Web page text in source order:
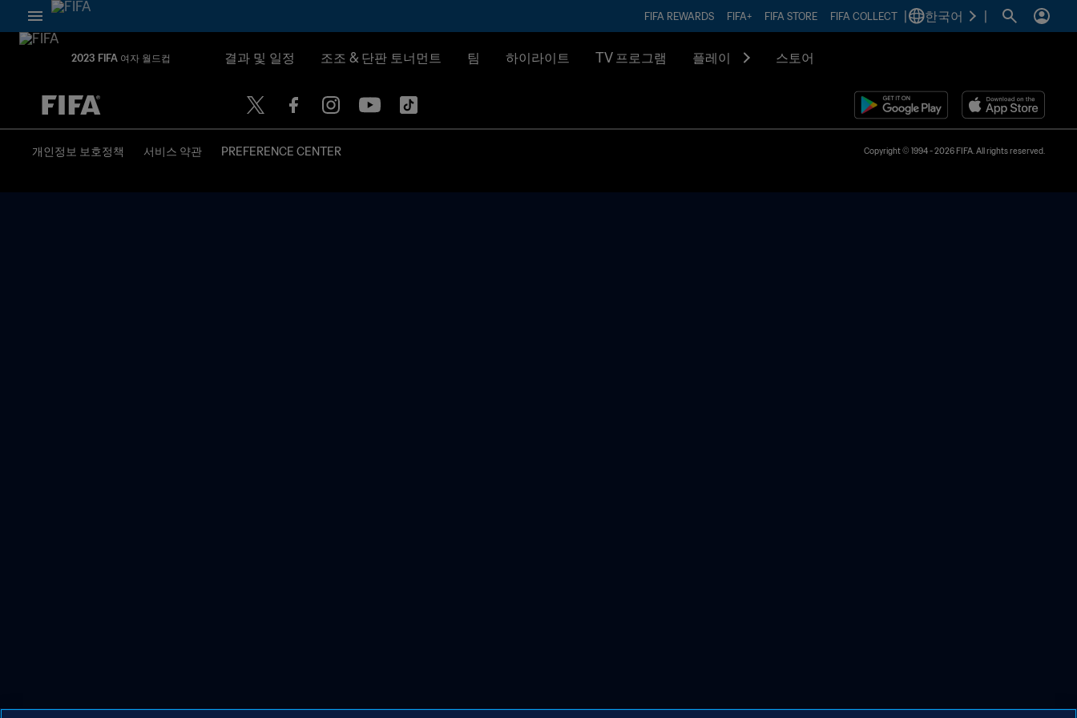
FIFA REWARDS FIFA+ FIFA STORE FIFA COLLECT 한국어
2023 FIFA 여자 월드컵 결과 및 일정 조조 & 단판 토너먼트 팀 하이라이트 TV 프로그램 플레이 스토어
추후 결정 vs. 추후 결정
개인정보 보호정책 서비스 약관 PREFERENCE CENTER Copyright © 1994 - 2026 FIFA. All rights reserved.